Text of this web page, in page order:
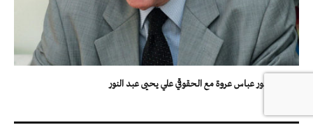
حوار الدكتور عباس عروة مع الحقوقي علي يحيى عبد النور